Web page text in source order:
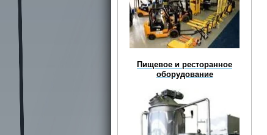
Пищевое и ресторанное
оборудование